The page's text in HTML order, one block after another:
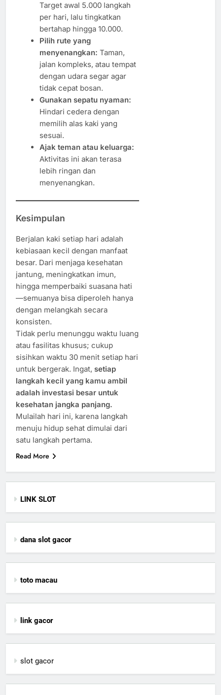
Target awal 5.000 langkah
per hari, lalu tingkatkan
bertahap hingga 10.000.
Pilih rute yang
menyenangkan: Taman,
jalan kompleks, atau tempat
dengan udara segar agar
tidak cepat bosan.
Gunakan sepatu nyaman:
Hindari cedera dengan
memilih alas kaki yang
sesuai.
Ajak teman atau keluarga:
Aktivitas ini akan terasa
lebih ringan dan
menyenangkan.
Kesimpulan
Berjalan kaki setiap hari adalah
kebiasaan kecil dengan manfaat
besar. Dari menjaga kesehatan
jantung, meningkatkan imun,
hingga memperbaiki suasana hati
—semuanya bisa diperoleh hanya
dengan melangkah secara
konsisten.
Tidak perlu menunggu waktu luang
atau fasilitas khusus; cukup
sisihkan waktu 30 menit setiap hari
untuk bergerak. Ingat, setiap
langkah kecil yang kamu ambil
adalah investasi besar untuk
kesehatan jangka panjang.
Mulailah hari ini, karena langkah
menuju hidup sehat dimulai dari
satu langkah pertama.
Read More
LINK SLOT
dana slot gacor
toto macau
link gacor
slot gacor